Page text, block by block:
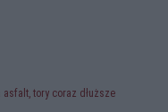
tory coraz dłuższe